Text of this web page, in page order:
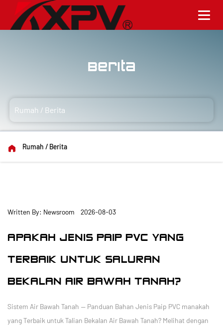
Berita
Rumah / Berita
Rumah / Berita
Written By: Newsroom 2026-08-03
APAKAH JENIS PAIP PVC YANG
TERBAIK UNTUK SALURAN
BEKALAN AIR BAWAH TANAH?
Sistem Air Bawah Tanah — Panduan Bahan Jenis Paip PVC manakah
yang Terbaik untuk Talian Bekalan Air Bawah Tanah? Melihat dengan